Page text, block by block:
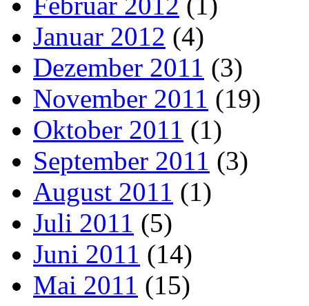
Januar 2012 (4)
Dezember 2011 (3)
November 2011 (19)
Oktober 2011 (1)
September 2011 (3)
August 2011 (1)
Juli 2011 (5)
Juni 2011 (14)
Mai 2011 (15)